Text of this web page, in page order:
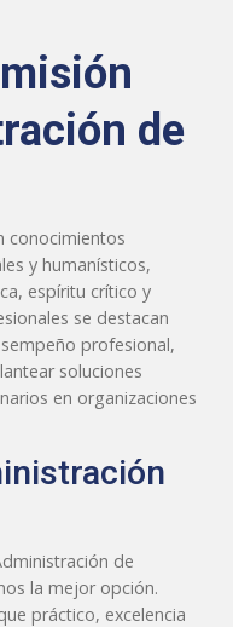
de
conocimientos
y humanísticos,
espíritu crítico y
se destacan
profesional,
soluciones
en organizaciones
de
la mejor opción.
práctico, excelencia